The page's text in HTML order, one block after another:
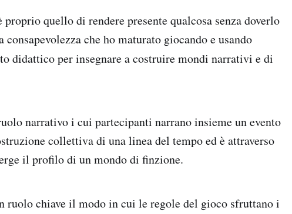
quello di rendere presente qualcosa senza doverlo
che ho maturato giocando e usando
didattico per insegnare a costruire mondi narrativi e di
narrativo i cui partecipanti narrano insieme un evento
collettiva di una linea del tempo ed è attraverso
il profilo di un mondo di finzione.
ruolo chiave il modo in cui le regole del gioco sfruttano i